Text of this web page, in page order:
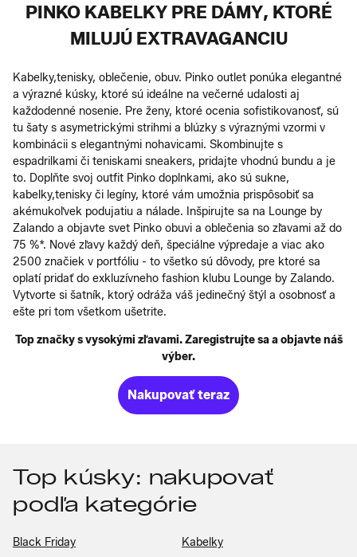
PINKO KABELKY PRE DÁMY , KTORÉ
MILUJÚ EXTRAVAGANCIU
Kabelky,tenisky, oblečenie, obuv. Pinko outlet ponúka elegantné
a výrazné kúsky, ktoré sú ideálne na večerné udalosti aj
každodenné nosenie. Pre ženy, ktoré ocenia sofistikovanosť, sú
tu šaty s asymetrickými strihmi a blúzky s výraznými vzormi v
kombinácii s elegantnými nohavicami. Skombinujte s
espadrilkami či teniskami sneakers, pridajte vhodnú bundu a je
to. Doplňte svoj outfit Pinko doplnkami, ako sú sukne,
kabelky,tenisky či legíny, ktoré vám umožnia prispôsobiť sa
akémukoľvek podujatiu a nálade. Inšpirujte sa na Lounge by
Zalando a objavte svet Pinko obuvi a oblečenia so zľavami až do
75 %*. Nové zľavy každý deň, špeciálne výpredaje a viac ako
2500 značiek v portfóliu - to všetko sú dôvody, pre ktoré sa
oplatí pridať do exkluzívneho fashion klubu Lounge by Zalando.
Vytvorte si šatník, ktorý odráža váš jedinečný štýl a osobnosť a
ešte pri tom všetkom ušetrite.
Top značky s vysokými zľavami. Zaregistrujte sa a objavte náš
výber.
Nakupovať teraz
Top kúsky: nakupovať
podľa kategórie
Black Friday Kabelky